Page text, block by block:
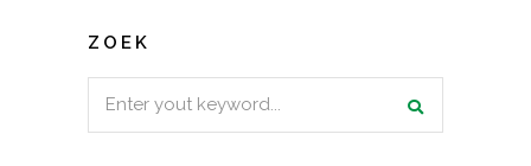
ZOEK